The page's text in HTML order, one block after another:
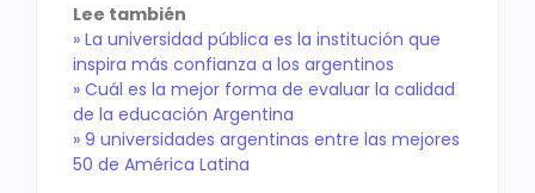
Lee también
» La universidad pública es la institución que
inspira más confianza a los argentinos
» Cuál es la mejor forma de evaluar la calidad
de la educación Argentina
» 9 universidades argentinas entre las mejores
50 de América Latina